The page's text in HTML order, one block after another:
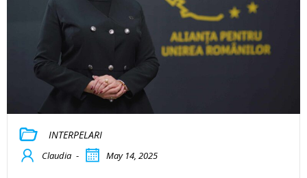
INTERPELARI
Claudia - May 14, 2025